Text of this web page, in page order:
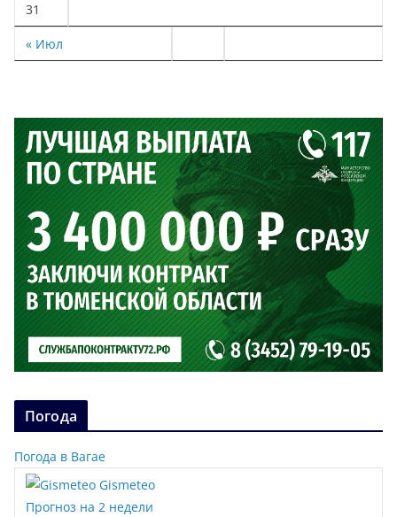
« Июл
31
Погода
Погода в Вагае
Gismeteo
Прогноз на 2 недели